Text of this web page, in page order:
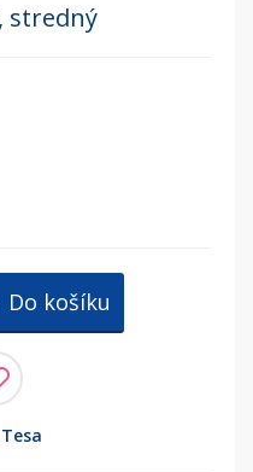
stredný
Do košíku